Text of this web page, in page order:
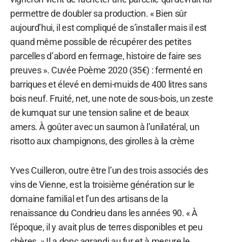
permettre de doubler sa production. « Bien sûr
aujourd’hui, il est compliqué de s’installer mais il est
quand même possible de récupérer des petites
parcelles d’abord en fermage, histoire de faire ses
preuves ». Cuvée Poème 2020 (35€) : fermenté en
barriques et élevé en demi-muids de 400 litres sans
bois neuf. Fruité, net, une note de sous-bois, un zeste
de kumquat sur une tension saline et de beaux
amers. À goûter avec un saumon à l’unilatéral, un
risotto aux champignons, des girolles à la crème
Yves Cuilleron, outre être l’un des trois associés des
vins de Vienne, est la troisième génération sur le
domaine familial et l’un des artisans de la
renaissance du Condrieu dans les années 90. « À
l’époque, il y avait plus de terres disponibles et peu